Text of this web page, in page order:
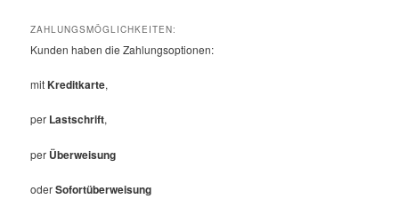
ZAHLUNGSMÖGLICHKEITEN:
Kunden haben die Zahlungsoptionen:
mitKreditkarte,
per Lastschrift,
per Überweisung
oderSofortüberweisung